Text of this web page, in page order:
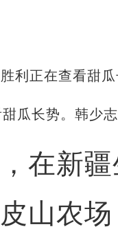
瓜长势。韩少
新疆
山农